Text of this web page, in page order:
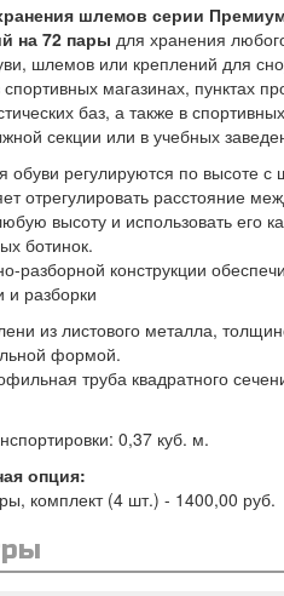
шлемов серии
на 72 пары для хранения
шлемов или креплений для
магазинах, пунктах
баз, а также в спортивных
секции или в учебных
обуви регулируются по высоте с
отрегулировать расстояние
высоту и использовать его
ботинок.
разборной конструкции
и разборки
из листового металла,
формой.
труба квадратного
0,37 куб. м.
опция:
комплект (4 шт.) - 1400,00 руб.